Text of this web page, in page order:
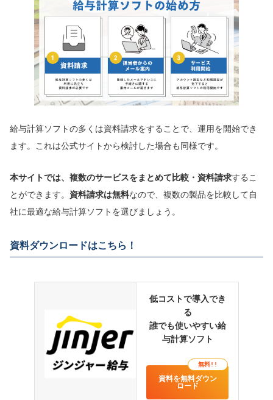
給与計算ソフトの多くは資料請求をすることで、運用を開始でき
ます。これは公式サイトから検討した場合も同様です。
本サイトでは、複数のサービスをまとめて比較・資料請求するこ
とができます。 資料請求は無料なので、複数の製品を比較して自
社に最適な給与計算ソフトを選びましょう。
資料ダウンロードはこちら！
低コストで導入でき
る
誰でも使いやすい給
与計算ソフト
無料!!
資料を無料ダウン
ロード